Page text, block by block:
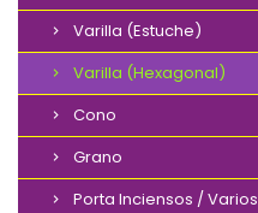
Varilla (Estuche)
Varilla (Hexagonal)
Cono
Grano
Porta Inciensos / Varios